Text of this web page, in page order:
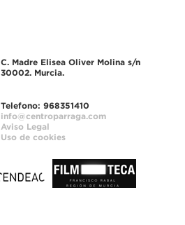
C. Madre Elisea Oliver Molina s/n
30002. Murcia.
Telefono: 968351410
info@centroparraga.com
Aviso Legal
Uso de cookies